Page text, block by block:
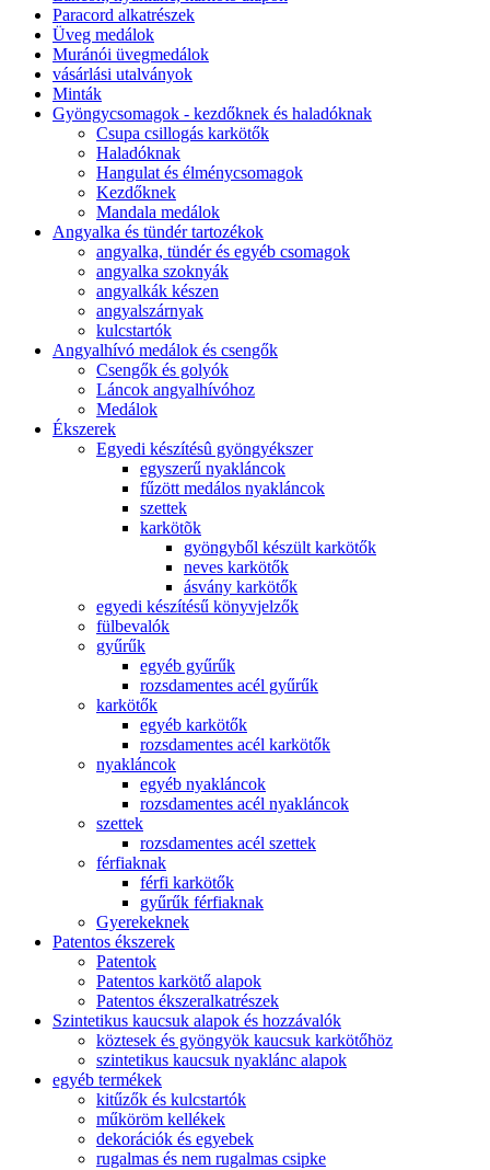
Paracord alkatrészek
Üveg medálok
Muránói üvegmedálok
vásárlási utalványok
Minták
Gyöngycsomagok - kezdőknek és haladóknak
Csupa csillogás karkötők
Haladóknak
Hangulat és élménycsomagok
Kezdőknek
Mandala medálok
Angyalka és tündér tartozékok
angyalka, tündér és egyéb csomagok
angyalka szoknyák
angyalkák készen
angyalszárnyak
kulcstartók
Angyalhívó medálok és csengők
Csengők és golyók
Láncok angyalhívóhoz
Medálok
Ékszerek
Egyedi készítésû gyöngyékszer
egyszerű nyakláncok
fűzött medálos nyakláncok
szettek
karkötõk
gyöngyből készült karkötők
neves karkötők
ásvány karkötők
egyedi készítésű könyvjelzők
fülbevalók
gyűrűk
egyéb gyűrűk
rozsdamentes acél gyűrűk
karkötők
egyéb karkötők
rozsdamentes acél karkötők
nyakláncok
egyéb nyakláncok
rozsdamentes acél nyakláncok
szettek
rozsdamentes acél szettek
férfiaknak
férfi karkötők
gyűrűk férfiaknak
Gyerekeknek
Patentos ékszerek
Patentok
Patentos karkötő alapok
Patentos ékszeralkatrészek
Szintetikus kaucsuk alapok és hozzávalók
köztesek és gyöngyök kaucsuk karkötőhöz
szintetikus kaucsuk nyaklánc alapok
egyéb termékek
kitűzők és kulcstartók
műköröm kellékek
dekorációk és egyebek
rugalmas és nem rugalmas csipke